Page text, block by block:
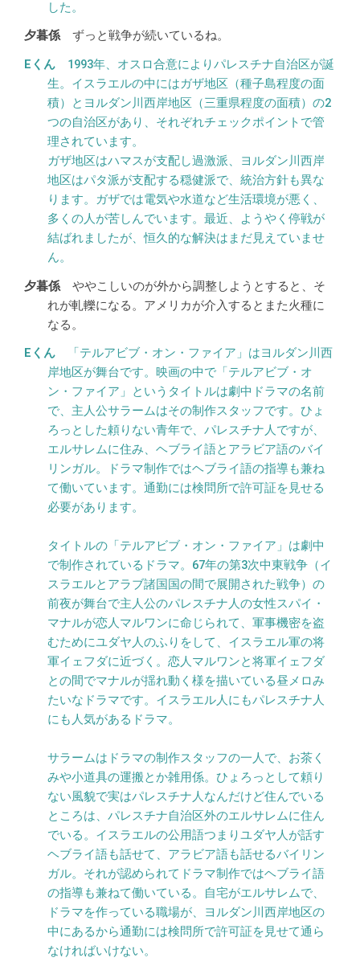
した。
ずっと戦争が続いているね。
1993年、オスロ合意によりパレスチナ自治区が誕
生。イスラエルの中にはガザ地区（種子島程度の面
積）とヨルダン川西岸地区（三重県程度の面積）の2
つの自治区があり、それぞれチェックポイントで管
理されています。
ガザ地区はハマスが支配し過激派、ヨルダン川西岸
地区はパタ派が支配する穏健派で、統治方針も異な
ります。ガザでは電気や水道など生活環境が悪く、
多くの人が苦しんでいます。最近、ようやく停戦が
結ばれましたが、恒久的な解決はまだ見えていませ
ん。
ややこしいのが外から調整しようとすると、そ
れが軋轢になる。アメリカが介入するとまた火種に
なる。
「テルアビブ・オン・ファイア」はヨルダン川西
岸地区が舞台です。映画の中で「テルアビブ・オ
ン・ファイア」というタイトルは劇中ドラマの名前
で、主人公サラームはその制作スタッフです。ひょ
ろっとした頼りない青年で、パレスチナ人ですが、
エルサレムに住み、ヘブライ語とアラビア語のバイ
リンガル。ドラマ制作ではヘブライ語の指導も兼ね
て働いています。通勤には検問所で許可証を見せる
必要があります。
タイトルの「テルアビブ・オン・ファイア」は劇中
で制作されているドラマ。67年の第3次中東戦争（イ
スラエルとアラブ諸国国の間で展開された戦争）の
前夜が舞台で主人公のパレスチナ人の女性スパイ・
マナルが恋人マルワンに命じられて、軍事機密を盗
むためにユダヤ人のふりをして、イスラエル軍の将
軍イェフダに近づく。恋人マルワンと将軍イェフダ
との間でマナルが揺れ動く様を描いている昼メロみ
たいなドラマです。イスラエル人にもパレスチナ人
にも人気があるドラマ。
サラームはドラマの制作スタッフの一人で、お茶く
みや小道具の運搬とか雑用係。ひょろっとして頼り
ない風貌で実はパレスチナ人なんだけど住んでいる
ところは、パレスチナ自治区外のエルサレムに住ん
でいる。イスラエルの公用語つまりユダヤ人が話す
ヘブライ語も話せて、アラビア語も話せるバイリン
ガル。それが認められてドラマ制作ではヘブライ語
の指導も兼ねて働いている。自宅がエルサレムで、
ドラマを作っている職場が、ヨルダン川西岸地区の
中にあるから通勤には検問所で許可証を見せて通ら
なければいけない。